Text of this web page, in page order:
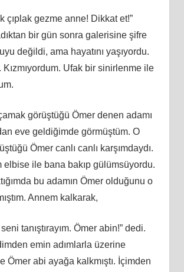
çıplak gezme anne! Dikkat et!”
bir gün sonra galerisine şifre
değildi, ama hayatını yaşıyordu.
Ufak bir sinirlenme ile
görüştüğü Ömer denen adamı
eve geldiğimde görmüştüm. O
Ömer canlı canlı karşımdaydı.
elbise ile bana bakıp gülümsüyordu.
bu adamın Ömer olduğunu o
Annem kalkarak,
tanıştırayım. Ömer abin!” dedi.
emin adımlarla üzerine
Ömer abi ayağa kalkmıştı. İçimden